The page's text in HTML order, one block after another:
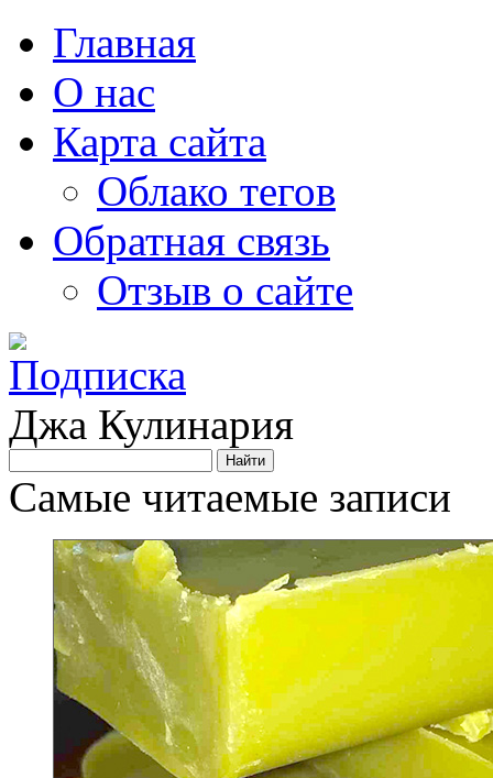
Главная
О нас
Карта сайта
Облако тегов
Обратная связь
Отзыв о сайте
Джа Кулинария
Самые читаемые записи